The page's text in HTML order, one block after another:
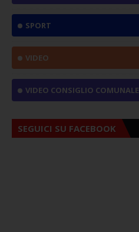
SPORT
VIDEO
VIDEO CONSIGLIO COMUNALE
SEGUICI SU FACEBOOK